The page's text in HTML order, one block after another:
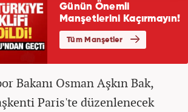
Bakanı Osman Aşkın Bak,
Paris'te düzenlenecek